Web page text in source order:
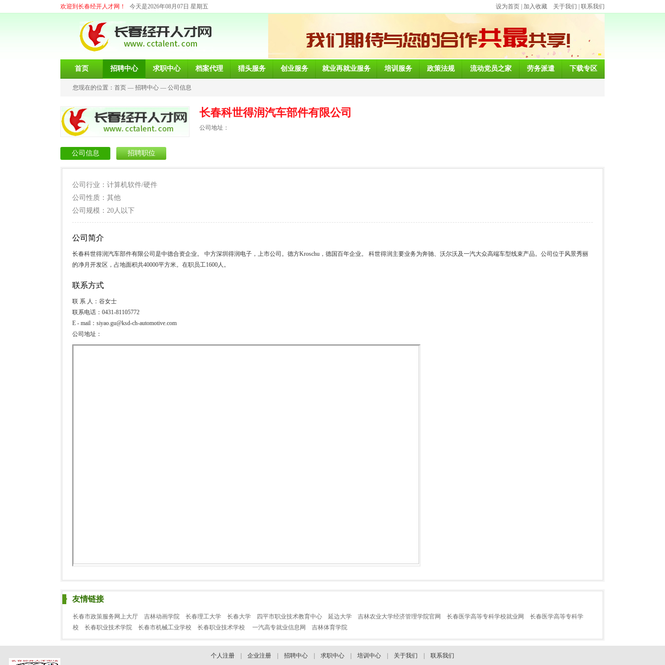
欢迎到长春经开人才网！ 今天是2026年08月07日 星期五 设为首页 加入收藏 关于我们 联系我们
首页 招聘中心 求职中心 档案代理 猎头服务 创业服务 就业再就业服务 培训服务 政策法规 流动党员之家 劳务派遣 下载专区
您现在的位置： 首页 — 招聘中心 — 公司信息
长春科世得润汽车部件有限公司
公司地址：
公司信息 招聘职位
公司行业：计算机软件/硬件
公司性质：其他
公司规模：20人以下
公司简介
长春科世得润汽车部件有限公司是中德合资企业。 中方深圳得润电子，上市公司。德方Kroschu，德国百年企业。 科世得润主要业务为奔驰、沃尔沃及一汽大众高端车型线束产品。公司位于风景秀丽
的净月开发区，占地面积共40000平方米。在职员工1600人。
联系方式
联 系 人：谷女士
联系电话：0431-81105772
E - mail：siyao.gu@ksd-ch-automotive.com
公司地址：
友情链接
长春市政策服务网上大厅 吉林动画学院 长春理工大学 长春大学 四平市职业技术教育中心 延边大学 吉林农业大学经济管理学院官网 长春医学高等专科学校就业网
长春医学高等专科学
校
长春职业技术学院 长春市机械工业学校 长春职业技术学校 一汽高专就业信息网 吉林体育学院
个人注册 企业注册 招聘中心 求职中心 培训中心 关于我们 联系我们